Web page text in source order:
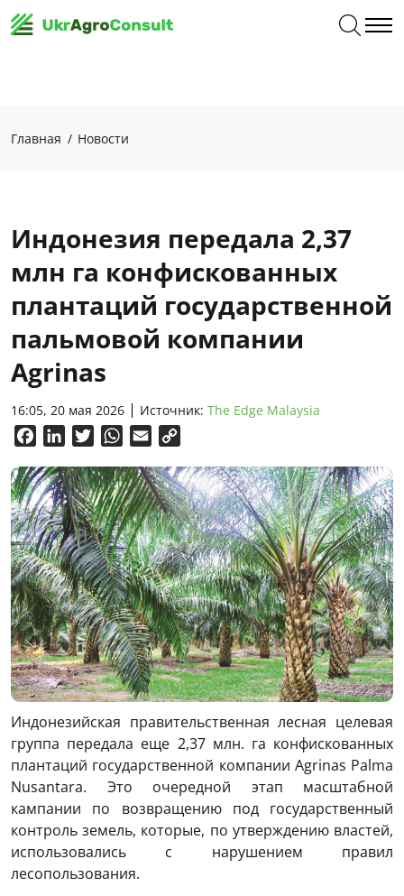
Главная Новости
Индонезия передала 2,37
млн ​​га конфискованных
плантаций государственной
пальмовой компании
Agrinas
16:05, 20 мая 2026 Источник: The Edge Malaysia
FacebookLinkedInTwitterWhatsApp
Email
Индонезийская правительственная лесная целевая
группа передала еще 2,37 млн. га конфискованных
плантаций государственной компании Agrinas Palma
Nusantara. Это очередной этап масштабной
кампании по возвращению под государственный
контроль земель, которые, по утверждению властей,
использовались с нарушением правил
лесопользования.